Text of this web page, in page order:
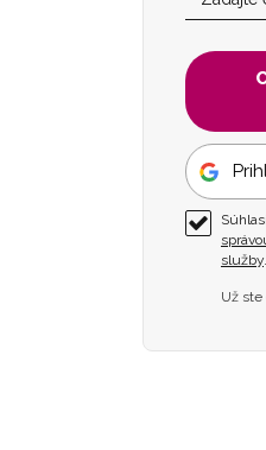
služby.
Už